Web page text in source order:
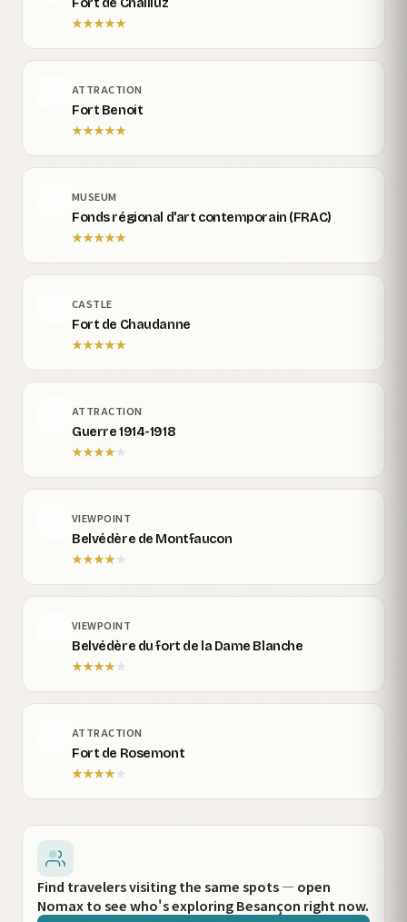
Fort de Chailluz
★★★★★
ATTRACTION
Fort Benoit
★★★★★
MUSEUM
Fonds régional d'art contemporain (FRAC)
★★★★★
CASTLE
Fort de Chaudanne
★★★★★
ATTRACTION
Guerre 1914-1918
★★★★★
VIEWPOINT
Belvédère de Montfaucon
★★★★ ★
VIEWPOINT
Belvédère du fort de la Dame Blanche
★★★★ ★
ATTRACTION
Fort de Rosemont
★★★★ ★
Find travelers visiting the same spots — open
Nomax to see who's exploring Besançon right now.